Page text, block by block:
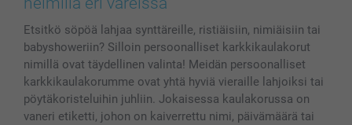
Kuvakalenterit & Päivyrit
Valokuvakehykset & Lisätarvikkeet
Lahjakortti
Kaikki kuvatuotteet
Investor Relations
Tilausten tila
Etsitkö söpöä lahjaa synttäreille, ristiäisiin, nimiäisiin tai
babyshoweriin? Silloin persoonalliset karkkikaulakorut
nimillä ovat täydellinen valinta! Meidän persoonalliset
karkkikaulakorumme ovat yhtä hyviä vieraille lahjoiksi tai
pöytäkoristeluihin juhliin. Jokaisessa kaulakorussa on
vaneri etiketti, johon on kaiverrettu nimi, päivämäärä tai